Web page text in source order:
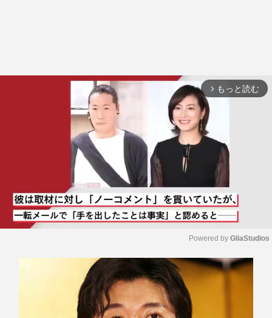
arrow_forward_ios もっと読む
M
u
Powered by GliaStudios